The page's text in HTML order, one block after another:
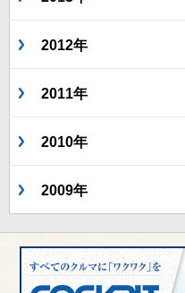
2012年
2011年
2010年
2009年